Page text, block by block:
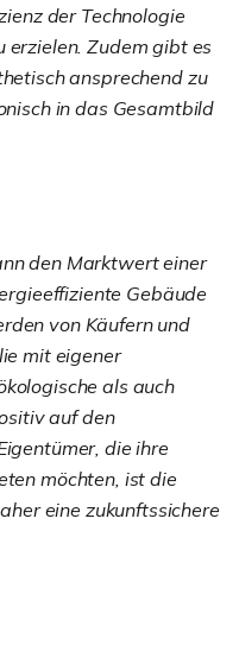
der Technologie
erzielen. Zudem gibt es
ansprechend zu
in das Gesamtbild
den Marktwert einer
Gebäude
von Käufern und
mit eigener
als auch
auf den
die ihre
möchten, ist die
eine zukunftssichere